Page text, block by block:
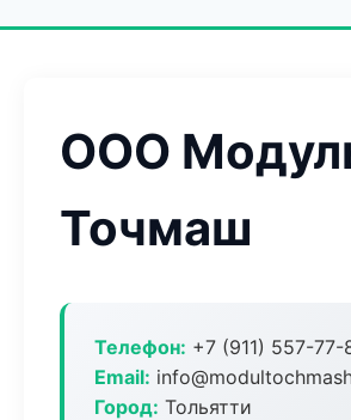
ООО
Точмаш
Телефон: +7 (911) 557-77-
Email:
Город: Тольятти